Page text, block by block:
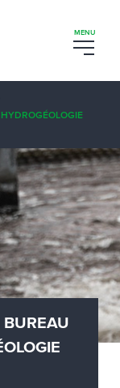
BUREAU